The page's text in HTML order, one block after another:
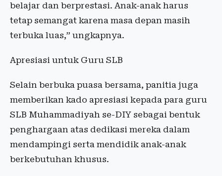
belajar dan berprestasi. Anak-anak harus
tetap semangat karena masa depan masih
terbuka luas,” ungkapnya.
Apresiasi untuk Guru SLB
Selain berbuka puasa bersama, panitia juga
memberikan kado apresiasi kepada para guru
SLB Muhammadiyah se-DIY sebagai bentuk
penghargaan atas dedikasi mereka dalam
mendampingi serta mendidik anak-anak
berkebutuhan khusus.